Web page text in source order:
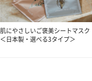
肌にやさしいご褒美シートマスク
＜日本製・選べる3タイプ＞